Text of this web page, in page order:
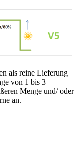
als reine Lieferung
von 1 bis 3
Menge und/ oder
an.